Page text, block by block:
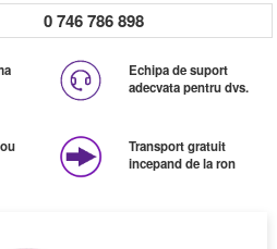
0 746 786 898
Echipa de suport
adecvata pentru dvs.
Transport gratuit
incepand de la ron